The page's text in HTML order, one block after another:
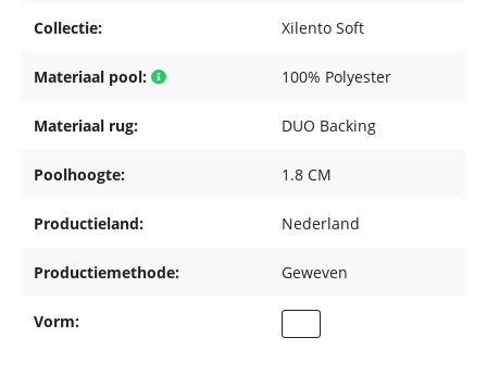
Collectie: Xilento Soft
Materiaal pool: 100% Polyester
Materiaal rug: DUO Backing
Poolhoogte: 1.8 CM
Productieland: Nederland
Productiemethode: Geweven
Vorm: